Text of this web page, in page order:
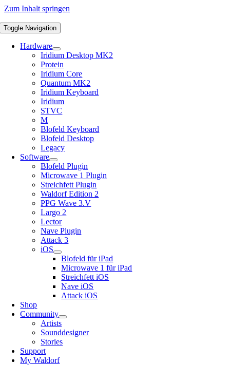
Zum Inhalt springen
Toggle Navigation
Hardware
Iridium Desktop MK2
Protein
Iridium Core
Quantum MK2
Iridium Keyboard
Iridium
STVC
M
Blofeld Keyboard
Blofeld Desktop
Legacy
Software
Blofeld Plugin
Microwave 1 Plugin
Streichfett Plugin
Waldorf Edition 2
PPG Wave 3.V
Largo 2
Lector
Nave Plugin
Attack 3
iOS
Blofeld für iPad
Microwave 1 für iPad
Streichfett iOS
Nave iOS
Attack iOS
Shop
Community
Artists
Sounddesigner
Stories
Support
My Waldorf